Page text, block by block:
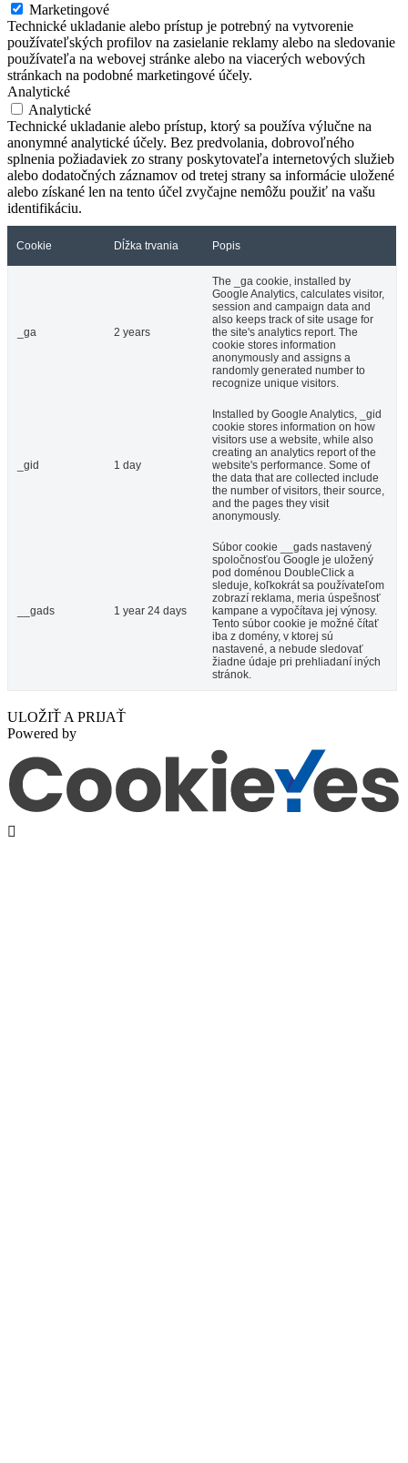
Marketingové
Technické ukladanie alebo prístup je potrebný na vytvorenie
používateľských profilov na zasielanie reklamy alebo na sledovanie
používateľa na webovej stránke alebo na viacerých webových
stránkach na podobné marketingové účely.
Analytické
Analytické
Technické ukladanie alebo prístup, ktorý sa používa výlučne na
anonymné analytické účely. Bez predvolania, dobrovoľného
splnenia požiadaviek zo strany poskytovateľa internetových služieb
alebo dodatočných záznamov od tretej strany sa informácie uložené
alebo získané len na tento účel zvyčajne nemôžu použiť na vašu
identifikáciu.
Cookie Dĺžka trvania Popis
_ga 2 years
The _ga cookie, installed by
Google Analytics, calculates visitor,
session and campaign data and
also keeps track of site usage for
the site's analytics report. The
cookie stores information
anonymously and assigns a
randomly generated number to
recognize unique visitors.
_gid 1 day
Installed by Google Analytics, _gid
cookie stores information on how
visitors use a website, while also
creating an analytics report of the
website's performance. Some of
the data that are collected include
the number of visitors, their source,
and the pages they visit
anonymously.
__gads 1 year 24 days
Súbor cookie __gads nastavený
spoločnosťou Google je uložený
pod doménou DoubleClick a
sleduje, koľkokrát sa používateľom
zobrazí reklama, meria úspešnosť
kampane a vypočítava jej výnosy.
Tento súbor cookie je možné čítať
iba z domény, v ktorej sú
nastavené, a nebude sledovať
žiadne údaje pri prehliadaní iných
stránok.
ULOŽIŤ A PRIJAŤ
Powered by